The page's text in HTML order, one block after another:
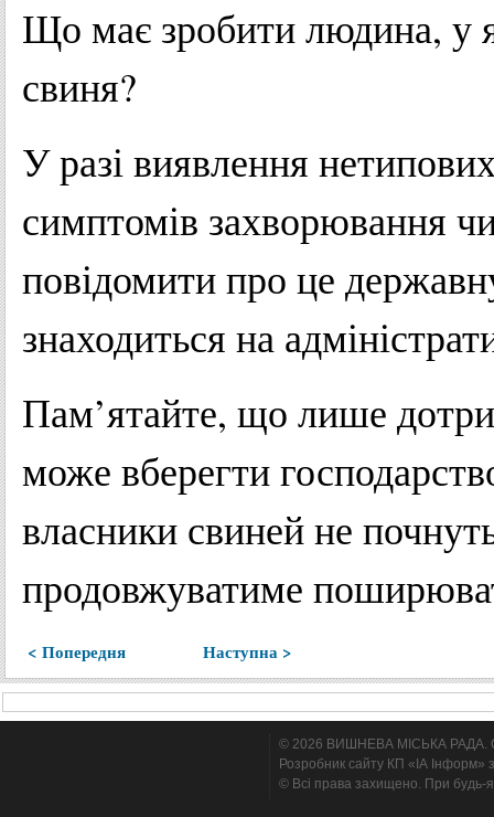
Що має зробити людина, у
свиня?
У разі виявлення
симптомів захворювання
повідомити про це
знаходиться на
Пам’ятайте, що лише
може вберегти
власники свиней не
продовжуватиме
< Попередня Наступна >
© 2026 ВИШНЕВА МІСЬКА РАДА.
Розробник сайту КП «ІА Інформ»
© Всі права захищено. При будь-